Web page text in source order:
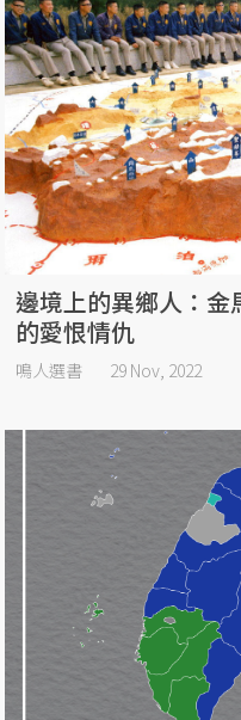
邊境上的異鄉人：金
的愛恨情仇
鳴人選書 29 Nov, 2022